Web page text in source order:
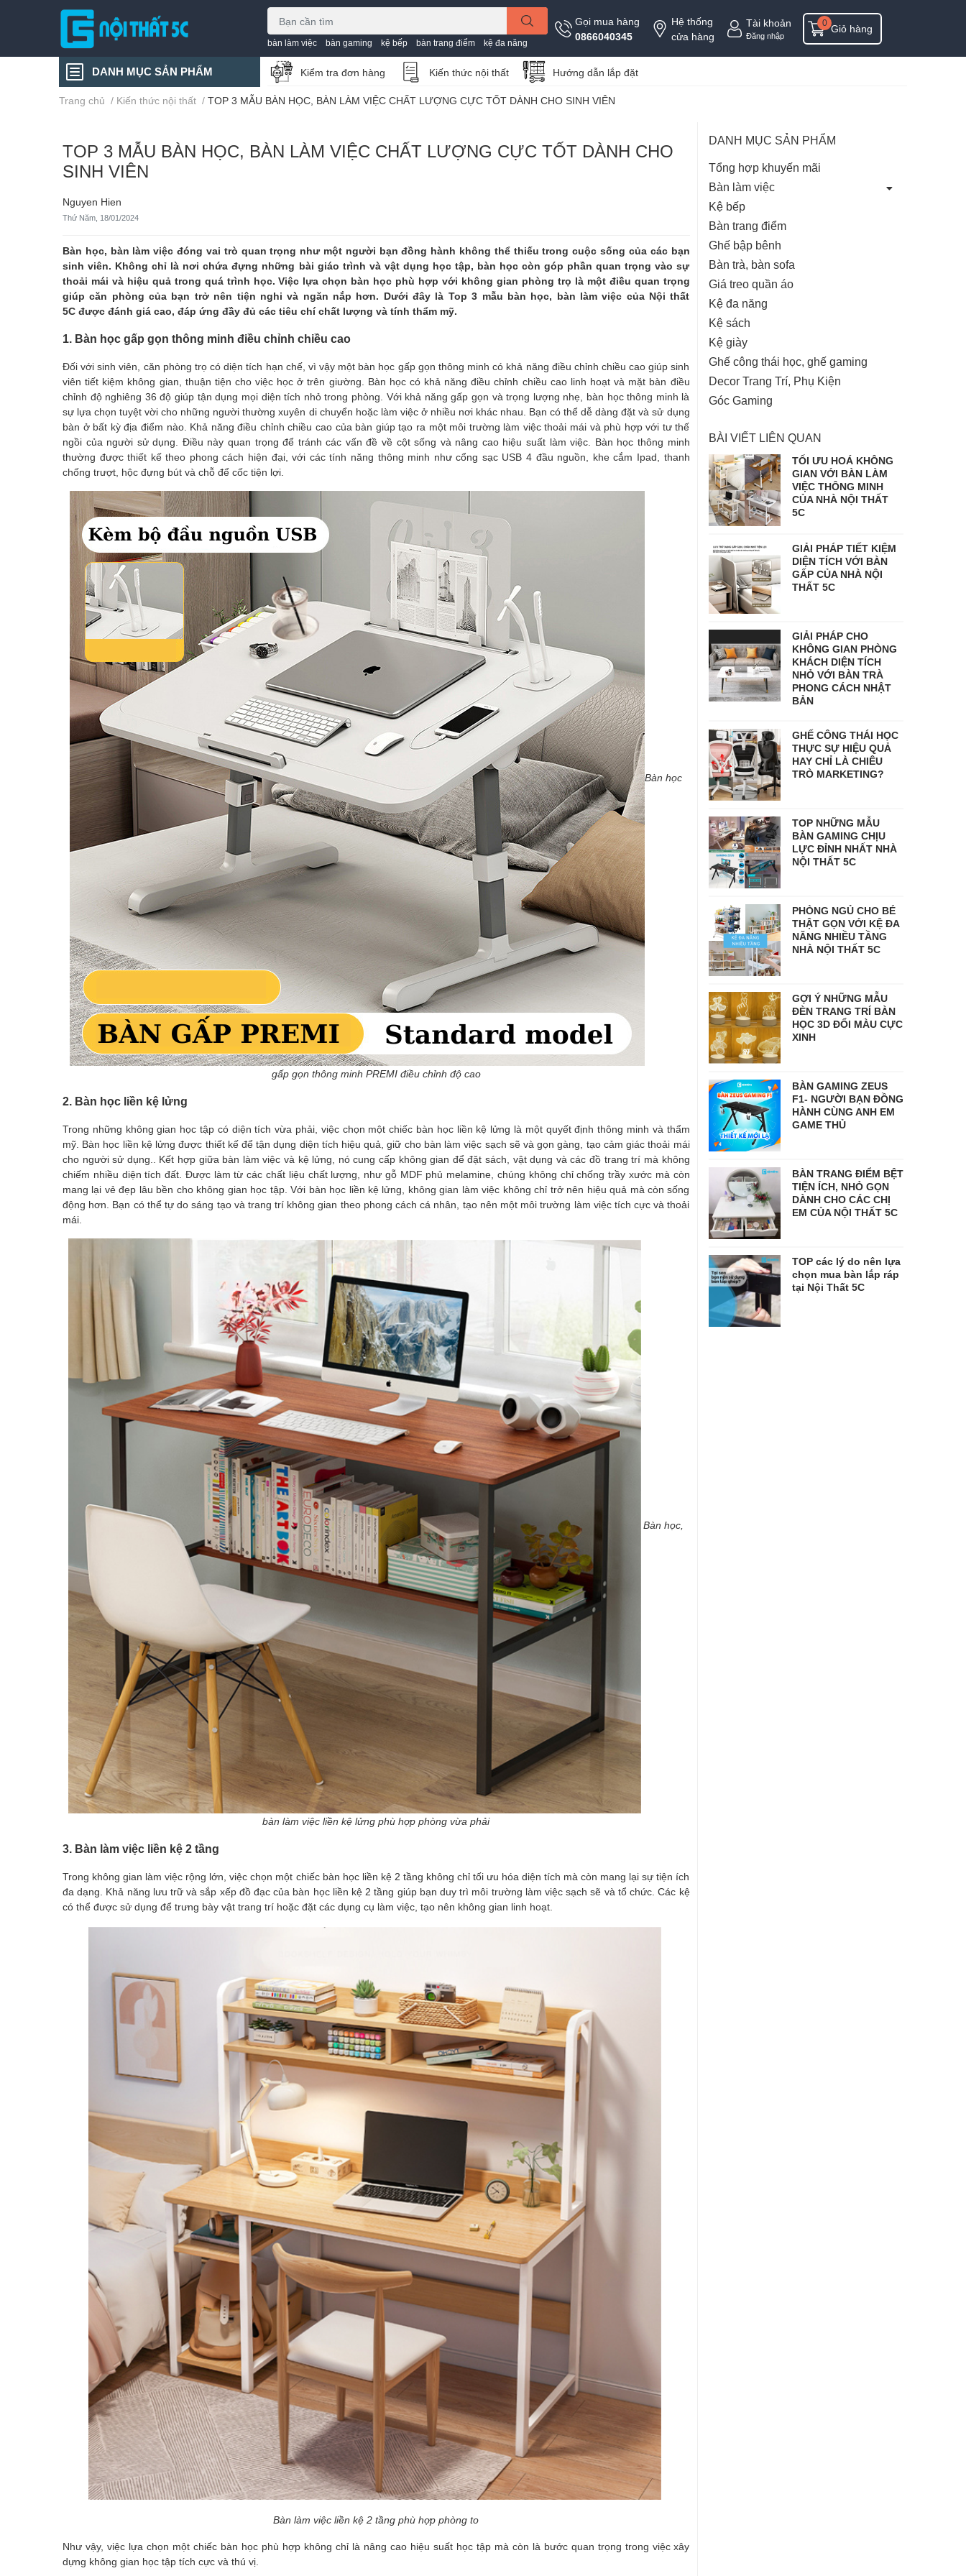
bàn làm việc bàn gaming kệ bếp bàn trang điểm kệ đa năng
Gọi mua hàng
0866040345
Hệ thống
cửa hàng
Tài khoản
Đăng nhập
Giỏ hàng
0
DANH MỤC SẢN PHẨM Kiểm tra đơn hàng Kiến thức nội thất Hướng dẫn lắp đặt
Trang chủ / Kiến thức nội thất / TOP 3 MẪU BÀN HỌC, BÀN LÀM VIỆC CHẤT LƯỢNG CỰC TỐT DÀNH CHO SINH VIÊN
TOP 3 MẪU BÀN HỌC, BÀN LÀM VIỆC CHẤT LƯỢNG CỰC TỐT DÀNH CHO
SINH VIÊN
Nguyen Hien
Thứ Năm, 18/01/2024
Bàn học, bàn làm việc đóng vai trò quan trọng như một người bạn đồng hành không thể thiếu trong cuộc sống của các bạn
sinh viên. Không chỉ là nơi chứa đựng những bài giáo trình và vật dụng học tập, bàn học còn góp phần quan trọng vào sự
thoải mái và hiệu quả trong quá trình học. Việc lựa chọn bàn học phù hợp với không gian phòng trọ là một điều quan trọng
giúp căn phòng của bạn trở nên tiện nghi và ngăn nắp hơn. Dưới đây là Top 3 mẫu bàn học, bàn làm việc của Nội thất
5C được đánh giá cao, đáp ứng đầy đủ các tiêu chí chất lượng và tính thẩm mỹ.
1. Bàn học gấp gọn thông minh điều chỉnh chiều cao
Đối với sinh viên, căn phòng trọ có diện tích hạn chế, vì vậy một bàn học gấp gọn thông minh có khả năng điều chỉnh chiều cao giúp sinh
viên tiết kiệm không gian, thuận tiện cho việc học ở trên giường. Bàn học có khả năng điều chỉnh chiều cao linh hoạt và mặt bàn điều
chỉnh độ nghiêng 36 độ giúp tận dụng mọi diện tích nhỏ trong phòng. Với khả năng gấp gọn và trọng lượng nhẹ, bàn học thông minh là
sự lựa chọn tuyệt vời cho những người thường xuyên di chuyển hoặc làm việc ở nhiều nơi khác nhau. Bạn có thể dễ dàng đặt và sử dụng
bàn ở bất kỳ địa điểm nào. Khả năng điều chỉnh chiều cao của bàn giúp tạo ra một môi trường làm việc thoải mái và phù hợp với tư thế
ngồi của người sử dụng. Điều này quan trọng để tránh các vấn đề về cột sống và nâng cao hiệu suất làm việc. Bàn học thông minh
thường được thiết kế theo phong cách hiện đại, với các tính năng thông minh như cổng sạc USB 4 đầu nguồn, khe cắm Ipad, thanh
chống trượt, hộc đựng bút và chỗ để cốc tiện lợi.
Bàn học
gấp gọn thông minh PREMI điều chỉnh độ cao
2. Bàn học liền kệ lửng
Trong những không gian học tập có diện tích vừa phải, việc chọn một chiếc bàn học liền kệ lửng là một quyết định thông minh và thẩm
mỹ. Bàn học liền kệ lửng được thiết kế để tận dụng diện tích hiệu quả, giữ cho bàn làm việc sạch sẽ và gọn gàng, tạo cảm giác thoải mái
cho người sử dụng.. Kết hợp giữa bàn làm việc và kệ lửng, nó cung cấp không gian để đặt sách, vật dụng và các đồ trang trí mà không
chiếm nhiều diện tích đất. Được làm từ các chất liệu chất lượng, như gỗ MDF phủ melamine, chúng không chỉ chống trầy xước mà còn
mang lại vẻ đẹp lâu bền cho không gian học tập. Với bàn học liền kệ lửng, không gian làm việc không chỉ trở nên hiệu quả mà còn sống
động hơn. Bạn có thể tự do sáng tạo và trang trí không gian theo phong cách cá nhân, tạo nên một môi trường làm việc tích cực và thoải
mái.
Bàn học,
bàn làm việc liền kệ lửng phù hợp phòng vừa phải
3. Bàn làm việc liền kệ 2 tầng
Trong không gian làm việc rộng lớn, việc chọn một chiếc bàn học liền kệ 2 tầng không chỉ tối ưu hóa diện tích mà còn mang lại sự tiện ích
đa dạng. Khả năng lưu trữ và sắp xếp đồ đạc của bàn học liền kệ 2 tầng giúp bạn duy trì môi trường làm việc sạch sẽ và tổ chức. Các kệ
có thể được sử dụng để trưng bày vật trang trí hoặc đặt các dụng cụ làm việc, tạo nên không gian linh hoạt.
Bàn làm việc liền kệ 2 tầng phù hợp phòng to
Như vậy, việc lựa chọn một chiếc bàn học phù hợp không chỉ là nâng cao hiệu suất học tập mà còn là bước quan trọng trong việc xây
dựng không gian học tập tích cực và thú vị.
DANH MỤC SẢN PHẨM
Tổng hợp khuyến mãi
Bàn làm việc
Kệ bếp
Bàn trang điểm
Ghế bập bênh
Bàn trà, bàn sofa
Giá treo quần áo
Kệ đa năng
Kệ sách
Kệ giày
Ghế công thái học, ghế gaming
Decor Trang Trí, Phụ Kiện
Góc Gaming
BÀI VIẾT LIÊN QUAN
TỐI ƯU HOÁ KHÔNG
GIAN VỚI BÀN LÀM
VIỆC THÔNG MINH
CỦA NHÀ NỘI THẤT
5C
GIẢI PHÁP TIẾT KIỆM
DIỆN TÍCH VỚI BÀN
GẤP CỦA NHÀ NỘI
THẤT 5C
GIẢI PHÁP CHO
KHÔNG GIAN PHÒNG
KHÁCH DIỆN TÍCH
NHỎ VỚI BÀN TRÀ
PHONG CÁCH NHẬT
BẢN
GHẾ CÔNG THÁI HỌC
THỰC SỰ HIỆU QUẢ
HAY CHỈ LÀ CHIÊU
TRÒ MARKETING?
TOP NHỮNG MẪU
BÀN GAMING CHỊU
LỰC ĐỈNH NHẤT NHÀ
NỘI THẤT 5C
PHÒNG NGỦ CHO BÉ
THẬT GỌN VỚI KỆ ĐA
NĂNG NHIỀU TẦNG
NHÀ NỘI THẤT 5C
GỢI Ý NHỮNG MẪU
ĐÈN TRANG TRÍ BÀN
HỌC 3D ĐỔI MÀU CỰC
XINH
BÀN GAMING ZEUS
F1- NGƯỜI BẠN ĐỒNG
HÀNH CÙNG ANH EM
GAME THỦ
BÀN TRANG ĐIỂM BỆT
TIỆN ÍCH, NHỎ GỌN
DÀNH CHO CÁC CHỊ
EM CỦA NỘI THẤT 5C
TOP các lý do nên lựa
chọn mua bàn lắp ráp
tại Nội Thất 5C